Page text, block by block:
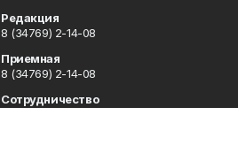
Редакция
8 (34769) 2-14-08
Приемная
8 (34769) 2-14-08
Сотрудничество